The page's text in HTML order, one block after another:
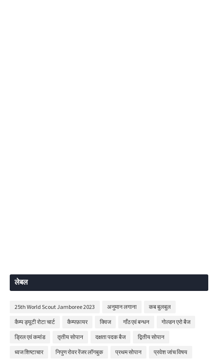
लेबल
25th World Scout Jamboree 2023 अनुमान लगाना कब बुलबुल
कैम्प ड्यूटी रोटा चार्ट कैम्पफ़ायर क्विज गाँठ एवं बन्धन गोल्डन एरो बैज
ड्रिल एवं कमांड तृतीय सोपान दक्षता पदक बैज द्वितीय सोपान
ध्वज शिष्टाचार निपुण रोवर रेंजर लॉगबुक प्रथम सोपान प्रवेश जांच विषय